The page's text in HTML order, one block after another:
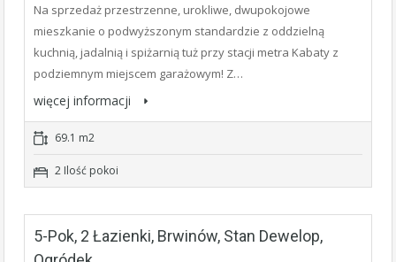
Na sprzedaż przestrzenne, urokliwe, dwupokojowe
mieszkanie o podwyższonym standardzie z oddzielną
kuchnią, jadalnią i spiżarnią tuż przy stacji metra Kabaty z
podziemnym miejscem garażowym! Z…
więcej informacji
69.1 m2
2 Ilość pokoi
5-Pok, 2 Łazienki, Brwinów, Stan Dewelop,